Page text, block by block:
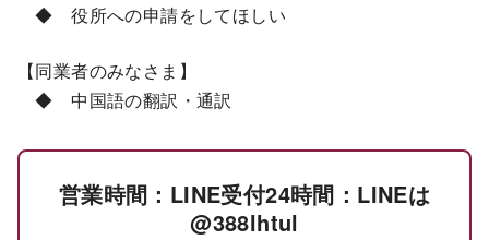
◆ 役所への申請をしてほしい
【同業者のみなさま】
◆ 中国語の翻訳・通訳
営業時間：LINE受付24時間：LINEは
@388lhtul